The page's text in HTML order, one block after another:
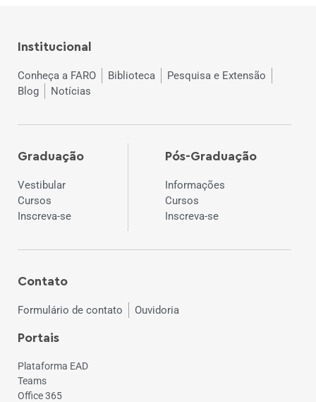
Institucional
Conheça a FARO Biblioteca
Pesquisa e Extensão
Blog
Notícias
Graduação
Vestibular
Cursos
Inscreva-se
Pós-Graduação
Informações
Cursos
Inscreva-se
Contato
Formulário de contato Ouvidoria
Portais
Plataforma EAD
Teams
Office 365